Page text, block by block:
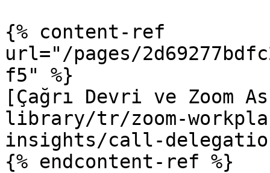
{% content-ref
url="/pages/
f5" %}
[Çağrı Devri ve Zoom
library/tr/zoom-
insights/call-
{% endcontent-ref %}